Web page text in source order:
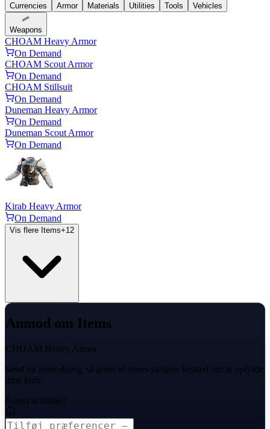
Currencies Armor Materials Utilities Tools Vehicles
Weapons
CHOAM Heavy Armor
On Demand
CHOAM Scout Armor
On Demand
CHOAM Stillsuit
On Demand
Duneman Heavy Armor
On Demand
Duneman Scout Armor
On Demand
Kirab Heavy Armor
On Demand
Vis flere Items+12
Anmod om Items
CHOAM Heavy Armor
Send en anmodning, så giver vi vores sælgere besked om at opfylde
dine krav.
Noget at tilføje?